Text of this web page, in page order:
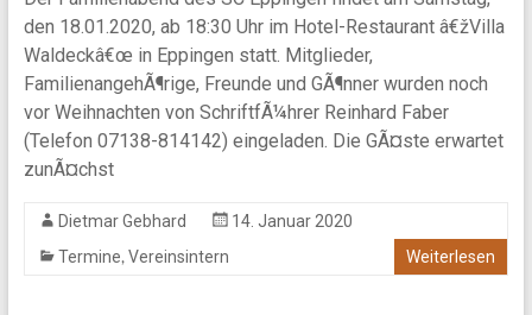
den 18.01.2020, ab 18:30 Uhr im Hotel-Restaurant â€žVilla
Waldeckâ€œ in Eppingen statt. Mitglieder,
FamilienangehÃ¶rige, Freunde und GÃ¶nner wurden noch
vor Weihnachten von SchriftfÃ¼hrer Reinhard Faber
(Telefon 07138-814142) eingeladen. Die GÃ¤ste erwartet
zunÃ¤chst
Dietmar Gebhard
14. Januar 2020
Termine, Vereinsintern Weiterlesen